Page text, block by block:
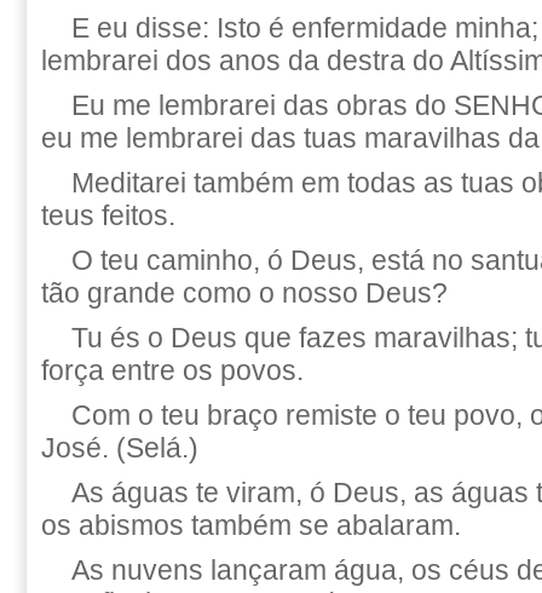
E eu disse: Isto é enfermidade
lembrarei dos anos da destra do
Eu me lembrarei das obras do
eu me lembrarei das tuas maravilhas
Meditarei também em todas as tuas
teus feitos.
O teu caminho, ó Deus, está no
tão grande como o nosso Deus?
Tu és o Deus que fazes maravilhas;
força entre os povos.
Com o teu braço remiste o teu povo,
José. (Selá.)
As águas te viram, ó Deus, as águas
os abismos também se abalaram.
As nuvens lançaram água, os céus